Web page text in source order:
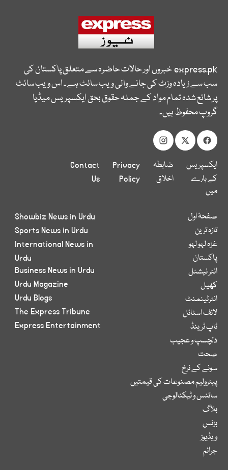
express.pkخبروں اور حالات حاضرہ سے متعلق پاکستان کی
سب سے زیادہ وزٹ کی جانے والی ویب سائٹ ہے۔ اس ویب سائٹ
پر شائع شدہ تمام مواد کے جملہ حقوق بحق ایکسپریس میڈیا
گروپ محفوظ ہیں۔
ایکسپریس
کے بارے
میں
ضابطہ
اخلاق
Privacy
Policy
Contact
Us
صفحۂ اول
تازہ ترین
غزہ لہو لہو
پاکستان
انٹر نیشنل
کھیل
انٹرٹینمنٹ
لائف اسٹائل
ٹاپ ٹرینڈ
دلچسپ و عجیب
صحت
سونے کے نرخ
پیٹرولیم مصنوعات کی قیمتیں
سائنس و ٹیکنالوجی
بلاگ
بزنس
ویڈیوز
جرائم
Showbiz News in Urdu
Sports News in Urdu
International News in
Urdu
Business News in Urdu
Urdu Magazine
Urdu Blogs
The Express Tribune
Express Entertainment